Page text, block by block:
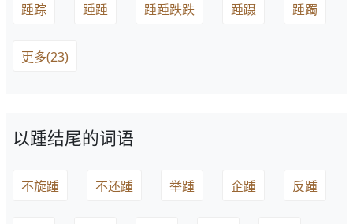
踵踪 踵踵 踵踵跌跌 踵蹑 踵躅
更多(23)
以踵结尾的词语
不旋踵 不还踵 举踵 企踵 反踵